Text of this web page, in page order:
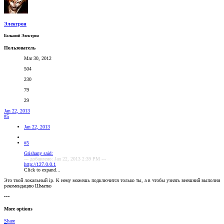
Электрон
Большой Электрон
Пользователь
Mar 30, 2012
504
230
79
29
Jan 22, 2013
#5
Jan 22, 2013
#5
Grishany said:
--- добавлено: Jan 22, 2013 2:39 PM ---
http://127.0.0.1
Click to expand...
Это твой локальный ip. К нему можешь подключится только ты, а в чтобы узнать внешний выполни
рекомендацию Шматко
•••
More options
Share